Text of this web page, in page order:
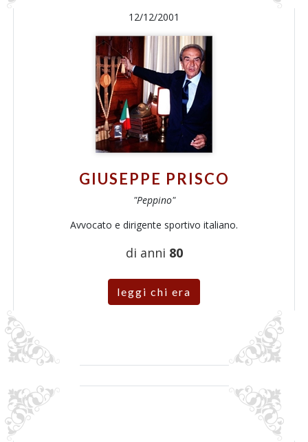
12/12/2001
GIUSEPPE PRISCO
"Peppino"
Avvocato e dirigente sportivo italiano.
di anni 80
leggi chi era